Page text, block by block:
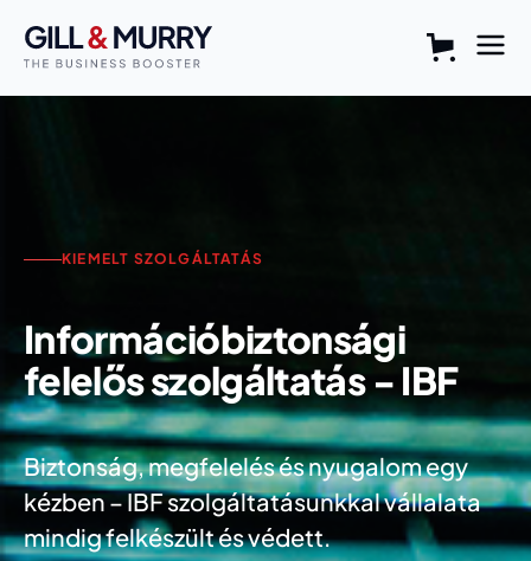
KIEMELT SZOLGÁLTATÁS
Információbiztonsági
felelős szolgáltatás - IBF
Biztonság, megfelelés és nyugalom egy
kézben – IBF szolgáltatásunkkal vállalata
mindig felkészült és védett.